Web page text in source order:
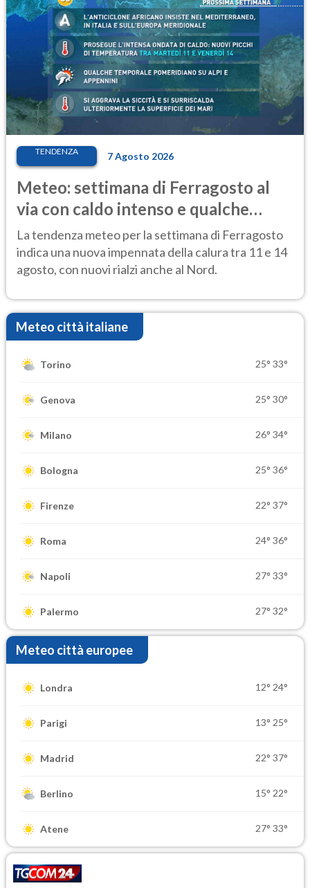
TENDENZA 7 Agosto 2026
Meteo: settimana di Ferragosto al
via con caldo intenso e qualche
temporale
La tendenza meteo per la settimana di Ferragosto
indica una nuova impennata della calura tra 11 e 14
agosto, con nuovi rialzi anche al Nord.
Meteo città italiane
Torino 25° 33°
Genova 25° 30°
Milano 26° 34°
Bologna 25° 36°
Firenze 22° 37°
Roma 24° 36°
Napoli 27° 33°
Palermo 27° 32°
Meteo città europee
Londra 12° 24°
Parigi 13° 25°
Madrid 22° 37°
Berlino 15° 22°
Atene 27° 33°